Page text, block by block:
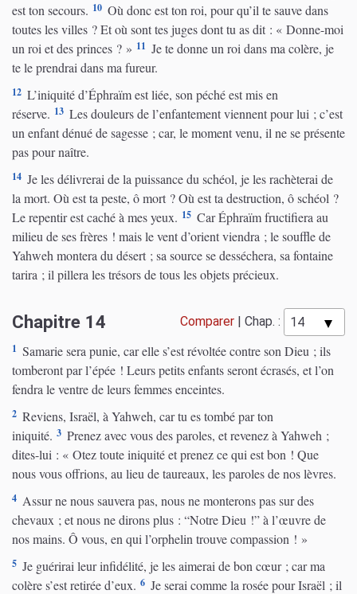
est ton secours. 10 Où donc est ton roi, pour qu’il te sauve dans
toutes les villes ? Et où sont tes juges dont tu as dit : « Donne-moi
un roi et des princes ? » 11 Je te donne un roi dans ma colère, je
te le prendrai dans ma fureur.
12 L’iniquité d’Éphraïm est liée, son péché est mis en
réserve. 13 Les douleurs de l’enfantement viennent pour lui ; c’est
un enfant dénué de sagesse ; car, le moment venu, il ne se présente
pas pour naître.
14 Je les délivrerai de la puissance du schéol, je les rachèterai de
la mort. Où est ta peste, ô mort ? Où est ta destruction, ô schéol ?
Le repentir est caché à mes yeux. 15 Car Éphraïm fructifiera au
milieu de ses frères ! mais le vent d’orient viendra ; le souffle de
Yahweh montera du désert ; sa source se desséchera, sa fontaine
tarira ; il pillera les trésors de tous les objets précieux.
Chapitre 14 Comparer Chap. :
1 Samarie sera punie, car elle s’est révoltée contre son Dieu ; ils
tomberont par l’épée ! Leurs petits enfants seront écrasés, et l’on
fendra le ventre de leurs femmes enceintes.
2 Reviens, Israël, à Yahweh, car tu es tombé par ton
iniquité. 3 Prenez avec vous des paroles, et revenez à Yahweh ;
dites-lui : « Otez toute iniquité et prenez ce qui est bon ! Que
nous vous offrions, au lieu de taureaux, les paroles de nos lèvres.
4 Assur ne nous sauvera pas, nous ne monterons pas sur des
chevaux ; et nous ne dirons plus : “Notre Dieu !” à l’œuvre de
nos mains. Ô vous, en qui l’orphelin trouve compassion ! »
5 Je guérirai leur infidélité, je les aimerai de bon cœur ; car ma
colère s’est retirée d’eux. 6 Je serai comme la rosée pour Israël ; il